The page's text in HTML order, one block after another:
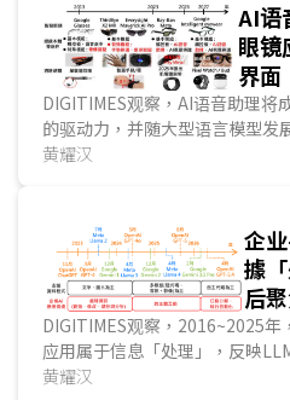
AI语
眼镜
界面
DIGITIMES观察，AI语音助理将
的驱动力，并随大型语言模型发
免动手的优势，将成为AI眼镜主
眼镜上，是否可提高AI眼镜出货
广度而定，亦是AI眼镜占有市场
黄耀汉
企
據
后
务
DIGITIMES观察，2016~2025
应用属于信息「处理」，反映
式；自2026年起，LLM朝「自
黄耀汉